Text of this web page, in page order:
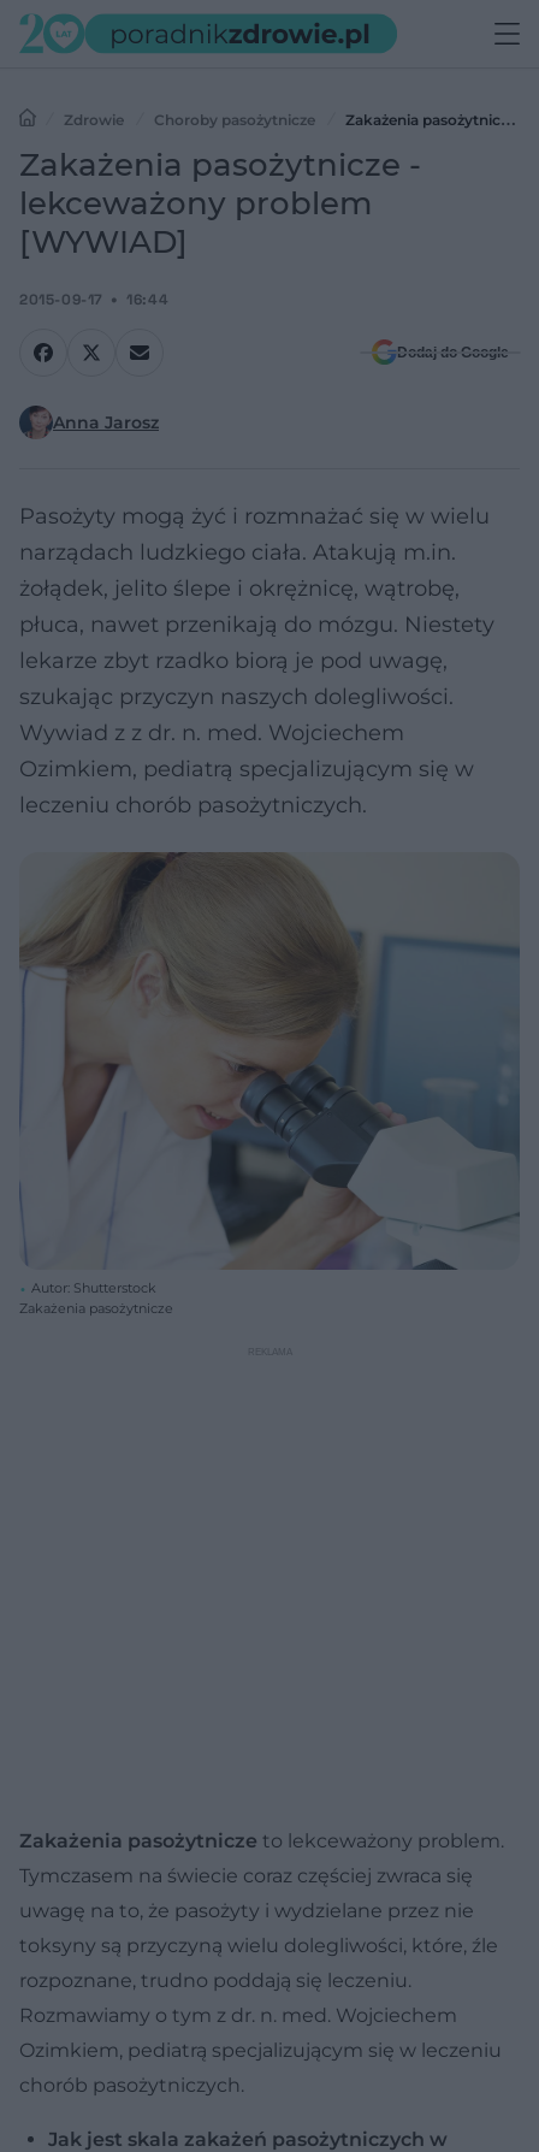
Zdrowie Choroby pasożytnicze
Zakażenia pasożytnicze -
lekceważony problem [WYWIAD]
Zakażenia pasożytnicze -
lekceważony problem
[WYWIAD]
2015-09-17 16:44
Dodaj do Google
Anna Jarosz
Pasożyty mogą żyć i rozmnażać się w wielu
narządach ludzkiego ciała. Atakują m.in.
żołądek, jelito ślepe i okrężnicę, wątrobę,
płuca, nawet przenikają do mózgu. Niestety
lekarze zbyt rzadko biorą je pod uwagę,
szukając przyczyn naszych dolegliwości.
Wywiad z z dr. n. med. Wojciechem
Ozimkiem, pediatrą specjalizującym się w
leczeniu chorób pasożytniczych.
Autor: Shutterstock
Zakażenia pasożytnicze
Zakażenia pasożytnicze to lekceważony problem.
Tymczasem na świecie coraz częściej zwraca się
uwagę na to, że pasożyty i wydzielane przez nie
toksyny są przyczyną wielu dolegliwości, które, źle
rozpoznane, trudno poddają się leczeniu.
Rozmawiamy o tym z dr. n. med. Wojciechem
Ozimkiem, pediatrą specjalizującym się w leczeniu
chorób pasożytniczych.
Jak jest skala zakażeń pasożytniczych w